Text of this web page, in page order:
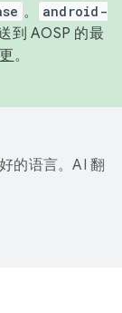
。
android-
到 AOSP 的最
。
的语言。AI 翻